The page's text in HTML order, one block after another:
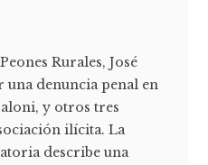
Rurales, José
una denuncia penal en
y otros tres
ilícita. La
describe una